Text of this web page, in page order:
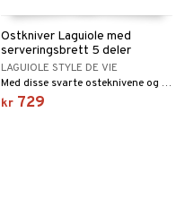
Ostkniver Laguiole med
serveringsbrett 5 deler
LAGUIOLE STYLE DE VIE
Med disse svarte osteknivene og serveringsbrettet fra Laguiole Style de Vie setter du en skikkelig fest på bordet!
kr 729